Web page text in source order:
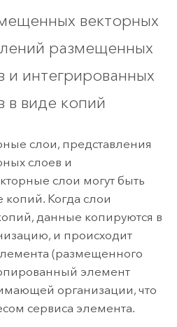
векторных
размещенных
и интегрированных
в виде копий
слои, представления
слоев и
слои могут быть
Когда слои
данные копируются в
и происходит
(размещенного
элемент
организации, что
сервиса элемента.